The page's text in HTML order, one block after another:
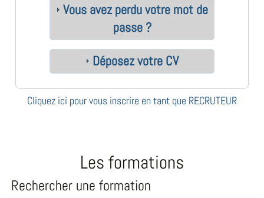
Vous avez perdu votre mot de
passe ?
Déposez votre CV
Cliquez ici pour vous inscrire en tant que RECRUTEUR
Les formations
Rechercher une formation